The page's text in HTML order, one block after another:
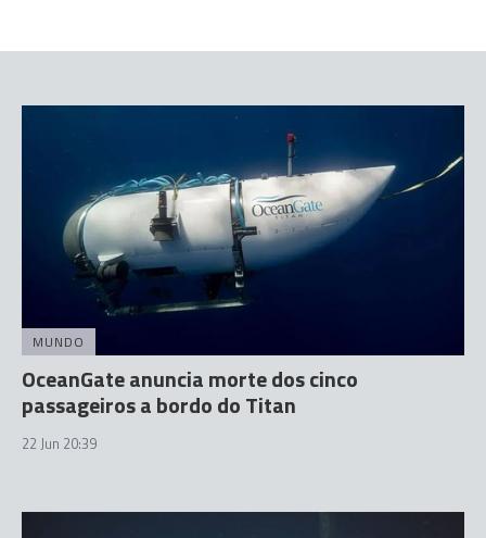
MUNDO
OceanGate anuncia morte dos cinco
passageiros a bordo do Titan
22 Jun 20:39